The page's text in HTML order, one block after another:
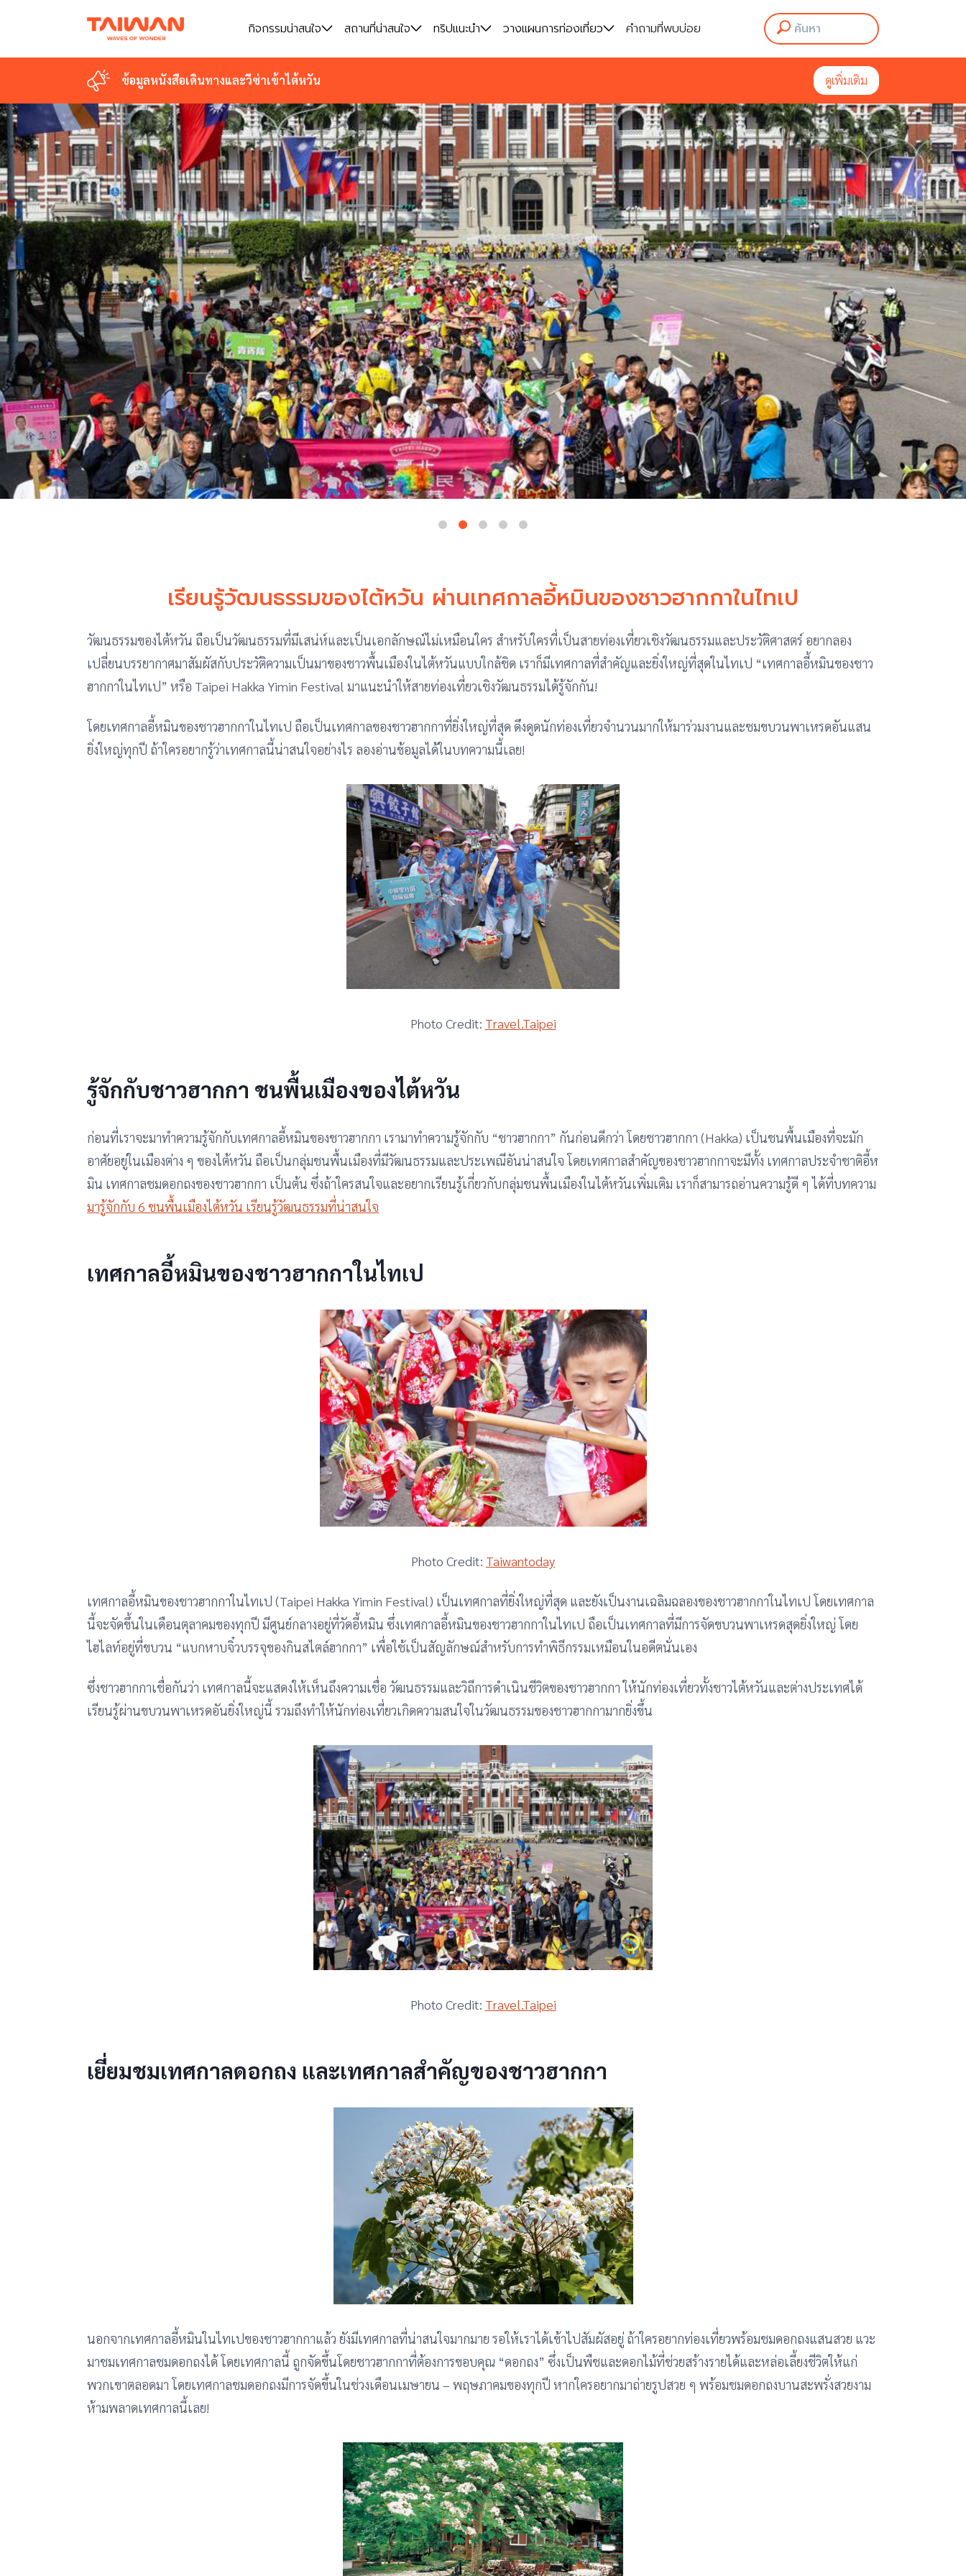
กิจกรรมน่าสนใจ สถานที่น่าสนใจ ทริปแนะนำ วางแผนการท่องเที่ยว คำถามที่พบบ่อย
ข้อมูลหนังสือเดินทางและวีซ่าเข้าไต้หวัน ดูเพิ่มเติม
เรียนรู้วัฒนธรรมของไต้หวัน ผ่านเทศกาลอี้หมินของชาวฮากกาในไทเป
วัฒนธรรมของไต้หวัน ถือเป็นวัฒนธรรมที่มีเสน่ห์และเป็นเอกลักษณ์ไม่เหมือนใคร สำหรับใครที่เป็นสายท่องเที่ยวเชิงวัฒนธรรมและประวัติศาสตร์ อยากลอง
เปลี่ยนบรรยากาศมาสัมผัสกับประวัติความเป็นมาของชาวพื้นเมืองในไต้หวันแบบใกล้ชิด เราก็มีเทศกาลที่สำคัญและยิ่งใหญ่ที่สุดในไทเป “เทศกาลอี้หมินของชาว
ฮากกาในไทเป” หรือ Taipei Hakka Yimin Festival มาแนะนำให้สายท่องเที่ยวเชิงวัฒนธรรมได้รู้จักกัน!
โดยเทศกาลอี้หมินของชาวฮากกาในไทเป ถือเป็นเทศกาลของชาวฮากกาที่ยิ่งใหญ่ที่สุด ดึงดูดนักท่องเที่ยวจำนวนมากให้มาร่วมงานและชมขบวนพาเหรดอันแสน
ยิ่งใหญ่ทุกปี ถ้าใครอยากรู้ว่าเทศกาลนี้น่าสนใจอย่างไร ลองอ่านข้อมูลได้ในบทความนี้เลย!
Photo Credit: Travel.Taipei
รู้จักกับชาวฮากกา ชนพื้นเมืองของไต้หวัน
ก่อนที่เราจะมาทำความรู้จักกับเทศกาลอี้หมินของชาวฮากกา เรามาทำความรู้จักกับ “ชาวฮากกา” กันก่อนดีกว่า โดยชาวฮากกา (Hakka) เป็นชนพื้นเมืองที่จะมัก
อาศัยอยู่ในเมืองต่าง ๆ ของไต้หวัน ถือเป็นกลุ่มชนพื้นเมืองที่มีวัฒนธรรมและประเพณีอันน่าสนใจ โดยเทศกาลสำคัญของชาวฮากกาจะมีทั้ง เทศกาลประจำชาติอี้ห
มิน เทศกาลชมดอกถงของชาวฮากกา เป็นต้น ซึ่งถ้าใครสนใจและอยากเรียนรู้เกี่ยวกับกลุ่มชนพื้นเมืองในไต้หวันเพิ่มเติม เราก็สามารถอ่านความรู้ดี ๆ ได้ที่บทความ
มารู้จักกับ 6 ชนพื้นเมืองไต้หวัน เรียนรู้วัฒนธรรมที่น่าสนใจ
เทศกาลอี้หมินของชาวฮากกาในไทเป
Photo Credit: Taiwantoday
เทศกาลอี้หมินของชาวฮากกาในไทเป (Taipei Hakka Yimin Festival) เป็นเทศกาลที่ยิ่งใหญ่ที่สุด และยังเป็นงานเฉลิมฉลองของชาวฮากกาในไทเป โดยเทศกาล
นี้จะจัดขึ้นในเดือนตุลาคมของทุกปี มีศูนย์กลางอยู่ที่วัดอี้หมิน ซึ่งเทศกาลอี้หมินของชาวฮากกาในไทเป ถือเป็นเทศกาลที่มีการจัดขบวนพาเหรดสุดยิ่งใหญ่ โดย
ไฮไลท์อยู่ที่ขบวน “แบกหาบจิ๋วบรรจุของกินสไตล์ฮากกา” เพื่อใช้เป็นสัญลักษณ์สำหรับการทำพิธีกรรมเหมือนในอดีตนั่นเอง
ซึ่งชาวฮากกาเชื่อกันว่า เทศกาลนี้จะแสดงให้เห็นถึงความเชื่อ วัฒนธรรมและวิถีการดำเนินชีวิตของชาวฮากกา ให้นักท่องเที่ยวทั้งชาวไต้หวันและต่างประเทศได้
เรียนรู้ผ่านขบวนพาเหรดอันยิ่งใหญ่นี้ รวมถึงทำให้นักท่องเที่ยวเกิดความสนใจในวัฒนธรรมของชาวฮากกามากยิ่งขึ้น
Photo Credit: Travel.Taipei
เยี่ยมชมเทศกาลดอกถง และเทศกาลสำคัญของชาวฮากกา
นอกจากเทศกาลอี้หมินในไทเปของชาวฮากกาแล้ว ยังมีเทศกาลที่น่าสนใจมากมาย รอให้เราได้เข้าไปสัมผัสอยู่ ถ้าใครอยากท่องเที่ยวพร้อมชมดอกถงแสนสวย แวะ
มาชมเทศกาลชมดอกถงได้ โดยเทศกาลนี้ ถูกจัดขึ้นโดยชาวฮากกาที่ต้องการขอบคุณ “ดอกถง” ซึ่งเป็นพืชและดอกไม้ที่ช่วยสร้างรายได้และหล่อเลี้ยงชีวิตให้แก่
พวกเขาตลอดมา โดยเทศกาลชมดอกถงมีการจัดขึ้นในช่วงเดือนเมษายน – พฤษภาคมของทุกปี หากใครอยากมาถ่ายรูปสวย ๆ พร้อมชมดอกถงบานสะพรั่งสวยงาม
ห้ามพลาดเทศกาลนี้เลย!